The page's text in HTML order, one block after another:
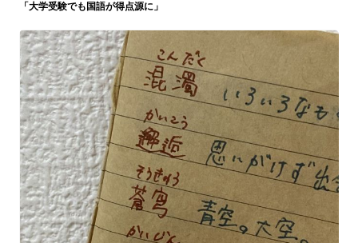
「大学受験でも国語が得点源に」